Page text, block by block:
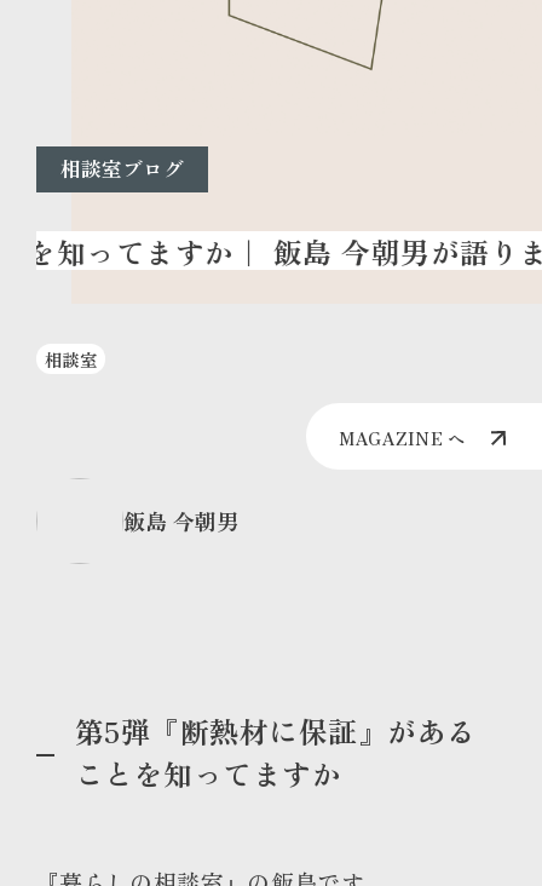
相談室ブログ
相談室
MAGAZINE へ
飯島 今朝男
第5弾『断熱材に保証』がある
ことを知ってますか